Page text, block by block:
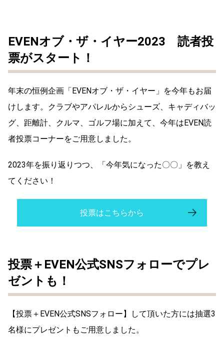
EVENオブ・ザ・イヤー2023 読者投
票がスタート！
年末の恒例企画「EVENオブ・ザ・イヤー」を今年もお届
けします。クラブやアパレルからシューズ、キャディバッ
グ、距離計、クルマ、ゴルフ場に加えて、今年はEVEN読
者投票コーナーをご用意しました。
2023年を振り返りつつ、「今年気になった〇〇」を教え
てください！
投票はこちらから
投票＋EVEN公式SNSフォローでプレ
ゼントも！
【投票＋EVEN公式SNSフォロー】して頂いた方には抽選3
名様にプレゼントもご用意しました。